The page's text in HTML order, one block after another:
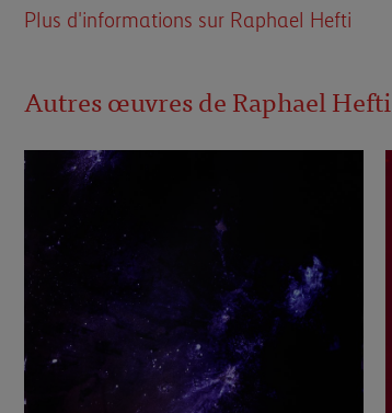
Plus d'informations sur Raphael Hefti
Autres œuvres de Raphael Hefti